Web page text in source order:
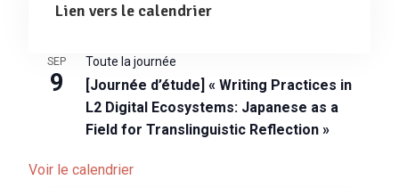
Lien vers le calendrier
SEP
9
Toute la journée
[Journée d’étude] « Writing Practices in
L2 Digital Ecosystems: Japanese as a
Field for Translinguistic Reflection »
Voir le calendrier